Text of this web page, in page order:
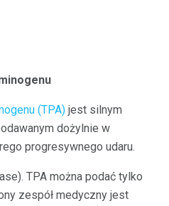
(TPA) jest silnym
dożylnie w
progresywnego udaru.
TPA można podać tylko
zespół medyczny jest